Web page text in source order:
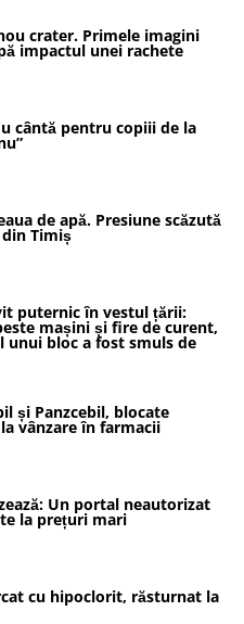
crater. Primele imagini
impactul unei rachete
cântă pentru copiii de la
de apă. Presiune scăzută
Timiș
puternic în vestul țării:
mașini și fire de curent,
unui bloc a fost smuls de
și Panzcebil, blocate
vânzare în farmacii
Un portal neautorizat
la prețuri mari
cu hipoclorit, răsturnat la